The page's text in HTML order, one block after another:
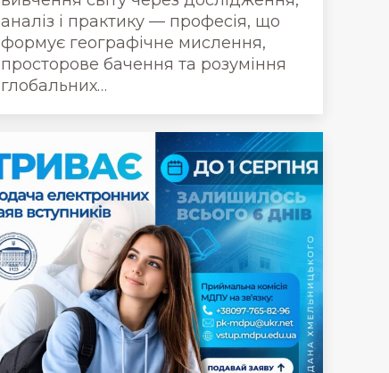
аналіз і практику — професія, що
формує географічне мислення,
просторове бачення та розуміння
глобальних…